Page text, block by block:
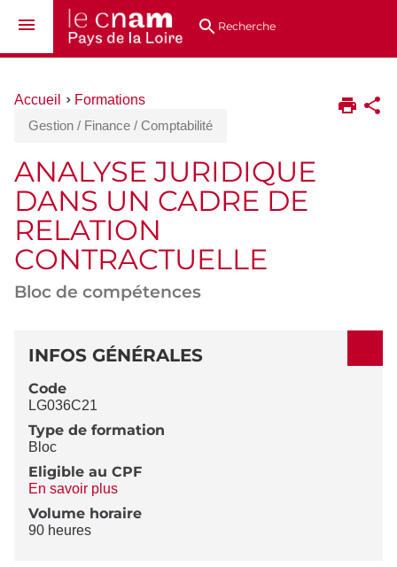
au
directsRecherche
Vous
ici :
Accueil
Formations
Gestion / Finance / Comptabilité
ANALYSE JURIDIQUE
DANS UN CADRE DE
RELATION
CONTRACTUELLE
Bloc de compétences
DÉTAILS
INFOS GÉNÉRALES
Code
LG036C21
Type de formation
Bloc
Eligible au CPF
En savoir plus
Volume horaire
90 heures